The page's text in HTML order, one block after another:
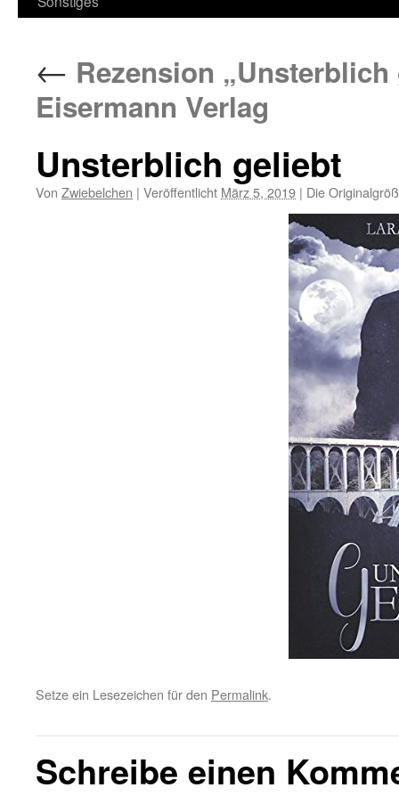
← Rezension
Eisermann Verlag
Unsterblich geliebt
Von Zwiebelchen | Veröffentlicht März 5, 2019 | Die
Setze ein Lesezeichen für den Permalink.
Schreibe einen